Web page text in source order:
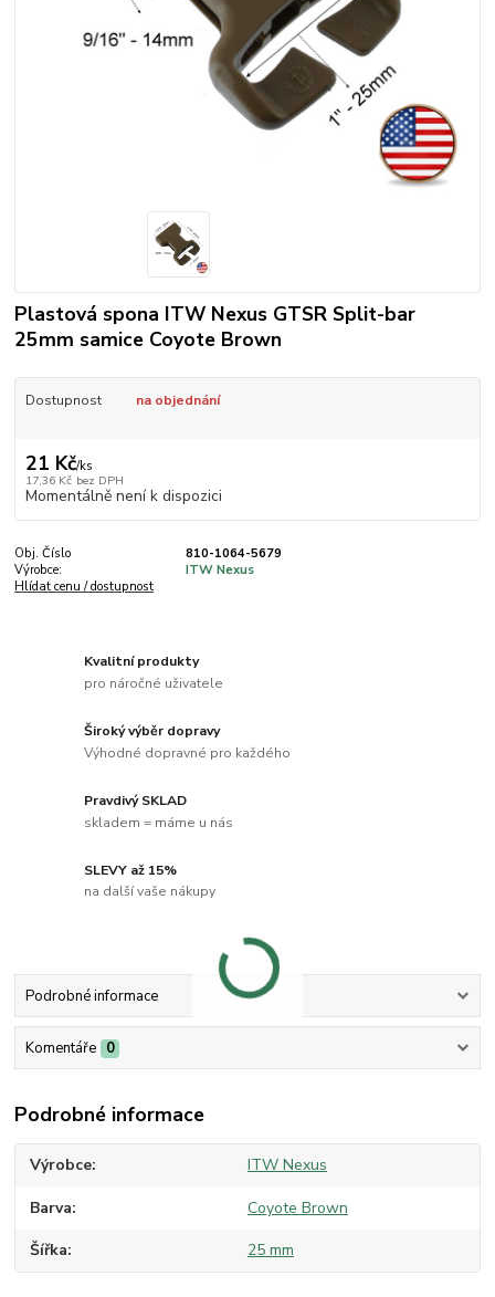
Plastová spona ITW Nexus GTSR Split-bar
25mm samice Coyote Brown
Dostupnost na objednání
21 Kč/ks
17,36 Kč bez DPH
Momentálně není k dispozici
Obj. Číslo
810-1064-5679
Výrobce:
ITW Nexus
Hlídat cenu / dostupnost
Kvalitní produkty
pro náročné uživatele
Široký výběr dopravy
Výhodné dopravné pro každého
Pravdivý SKLAD
skladem = máme u nás
SLEVY až 15%
na další vaše nákupy
Podrobné informace
Komentáře 0
Podrobné informace
Výrobce ITW Nexus
Barva Coyote Brown
Šířka 25 mm